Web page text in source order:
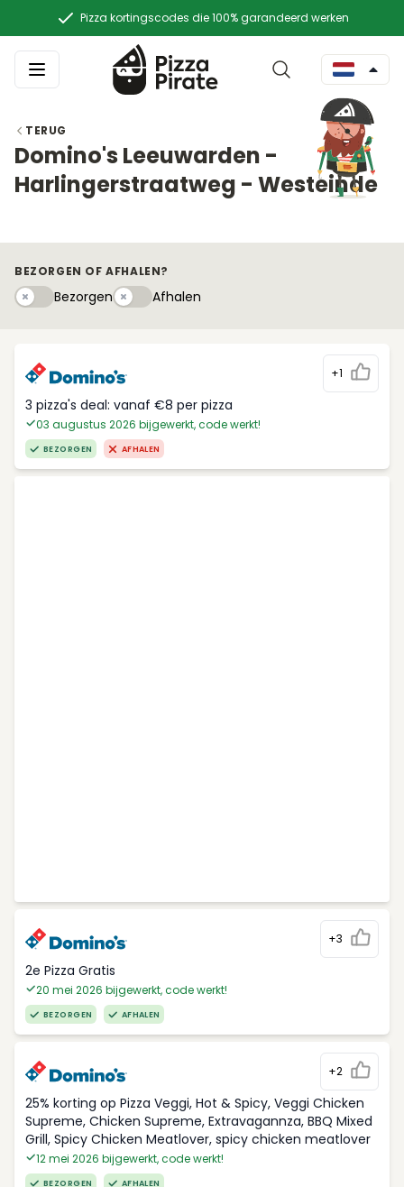
Pizza kortingscodes die 100% garandeerd werken
TERUG
Domino's Leeuwarden -
Harlingerstraatweg - Westeinde
BEZORGEN OF AFHALEN?
BezorgenBezorgenAfhalenyAfhalen
+1
3 pizza's deal: vanaf €8 per pizza
03 augustus 2026 bijgewerkt, code werkt!
BEZORGEN AFHALEN
+3
2e Pizza Gratis
20 mei 2026 bijgewerkt, code werkt!
BEZORGEN AFHALEN
+2
25% korting op Pizza Veggi, Hot & Spicy, Veggi Chicken
Supreme, Chicken Supreme, Extravagannza, BBQ Mixed
Grill, Spicy Chicken Meatlover, spicy chicken meatlover
12 mei 2026 bijgewerkt, code werkt!
BEZORGEN AFHALEN